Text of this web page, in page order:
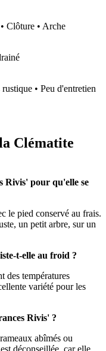
Clôture • Arche
• Peu d'entretien
Clématite
Rivis' pour qu'elle se
le pied conservé au frais.
un petit arbre, sur un
t-elle au froid ?
des températures
variété pour les
Rivis' ?
abîmés ou
déconseillée, car elle